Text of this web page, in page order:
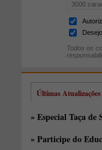
3000
Todos os
Últimas Atualizações
» Especial Taça de
» Participe do